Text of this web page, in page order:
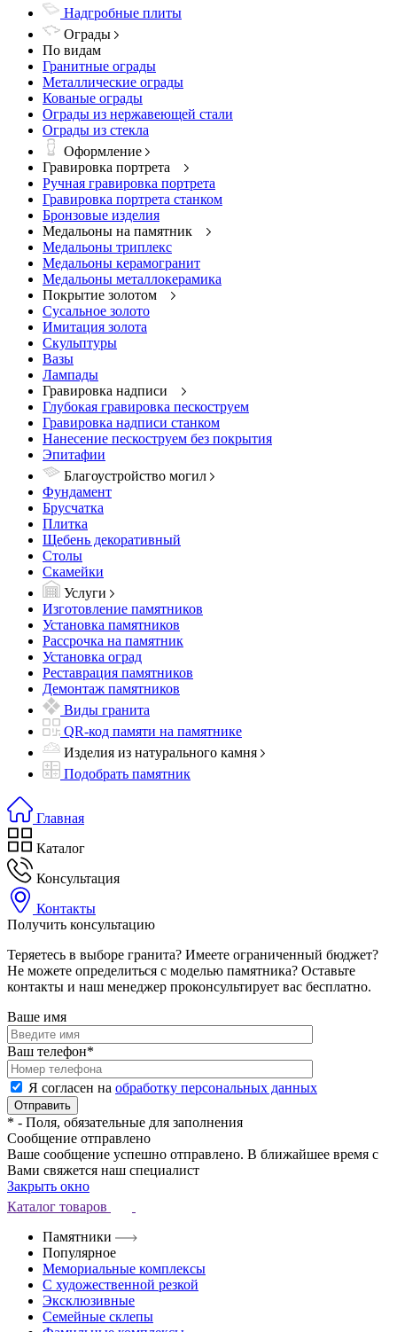
Надгробные плиты
Ограды
По видам
Гранитные ограды
Металлические ограды
Кованые ограды
Ограды из нержавеющей стали
Ограды из стекла
Оформление
Гравировка портрета
Ручная гравировка портрета
Гравировка портрета станком
Бронзовые изделия
Медальоны на памятник
Медальоны триплекс
Медальоны керамогранит
Медальоны металлокерамика
Покрытие золотом
Сусальное золото
Имитация золота
Скульптуры
Вазы
Лампады
Гравировка надписи
Глубокая гравировка пескоструем
Гравировка надписи станком
Нанесение пескоструем без покрытия
Эпитафии
Благоустройство могил
Фундамент
Брусчатка
Плитка
Щебень декоративный
Столы
Скамейки
Услуги
Изготовление памятников
Установка памятников
Рассрочка на памятник
Установка оград
Реставрация памятников
Демонтаж памятников
Виды гранита
QR-код памяти на памятнике
Изделия из натурального камня
Подобрать памятник
Главная
Каталог
Консультация
Контакты
Получить консультацию
Теряетесь в выборе гранита? Имеете ограниченный бюджет?
Не можете определиться с моделью памятника? Оставьте
контакты и наш менеджер проконсультирует вас бесплатно.
Ваше имя
Ваш телефон*
Я согласен на обработку персональных данных
* - Поля, обязательные для заполнения
Сообщение отправлено
Ваше сообщение успешно отправлено. В ближайшее время с
Вами свяжется наш специалист
Закрыть окно
Каталог товаров
Памятники
Популярное
Мемориальные комплексы
С художественной резкой
Эксклюзивные
Семейные склепы